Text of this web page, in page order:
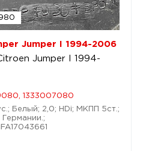
Jumper I 1994-2006
Jumper I 1994-
1333007080
Белый; 2,0; HDi; МКПП 5ст.;
Германии.;